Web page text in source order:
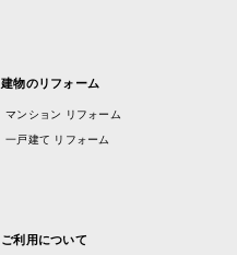
建物のリフォーム
マンション リフォーム
一戸建て リフォーム
ご利用について